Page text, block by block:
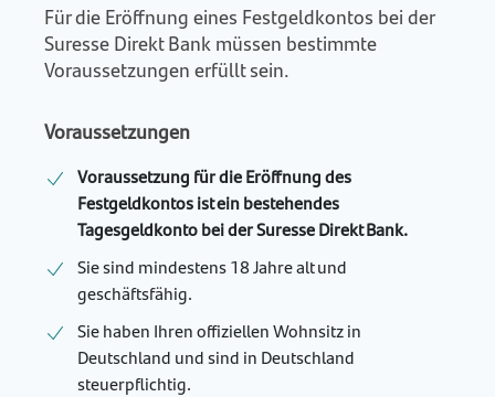
Für die Eröffnung eines Festgeldkontos bei der
Suresse Direkt Bank müssen bestimmte
Voraussetzungen erfüllt sein.
Voraussetzungen
Voraussetzung für die Eröffnung des
Festgeldkontos ist ein bestehendes
Tagesgeldkonto bei der Suresse Direkt Bank.
Sie sind mindestens 18 Jahre alt und
geschäftsfähig.
Sie haben Ihren offiziellen Wohnsitz in
Deutschland und sind in Deutschland
steuerpflichtig.